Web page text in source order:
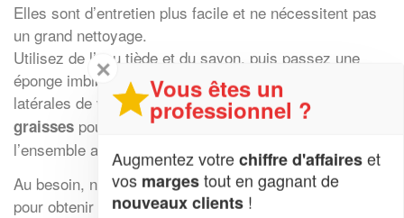
Elles sont d’entretien plus facile et ne nécessitent pas
un grand nettoyage.
Utilisez de l’eau tiède et du savon, puis passez une
éponge imbibée de ce mélange sur toutes les surfaces
latérales de votre gazinière. Insistez sur les
graisses pour les faire partir. Enfin, rincez bien
l’ensemble avec une éponge propre.
Au besoin, n’hésitez pas à consulter notre annuaire
pour obtenir l’assistance d’un professionnel !
✕
Vous êtes un
professionnel ?
Augmentez votrechiffre d'affaireset
vos margestout en gagnant de
nouveaux clients !